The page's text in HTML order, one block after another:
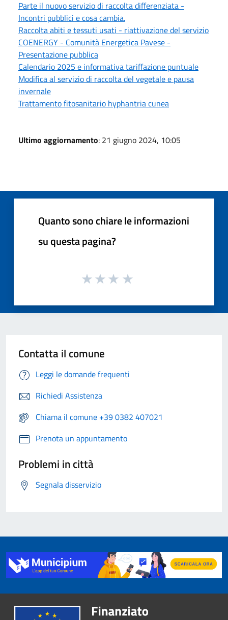
Parte il nuovo servizio di raccolta differenziata -
Incontri pubblici e cosa cambia.
Raccolta abiti e tessuti usati - riattivazione del servizio
COENERGY - Comunità Energetica Pavese -
Presentazione pubblica
Calendario 2025 e informativa tariffazione puntuale
Modifica al servizio di raccolta del vegetale e pausa
invernale
Trattamento fitosanitario hyphantria cunea
Ultimo aggiornamento: 21 giugno 2024, 10:05
Quanto sono chiare le informazioni
su questa pagina?
Contatta il comune
Leggi le domande frequenti
Richiedi Assistenza
Chiama il comune +39 0382 407021
Prenota un appuntamento
Problemi in città
Segnala disservizio